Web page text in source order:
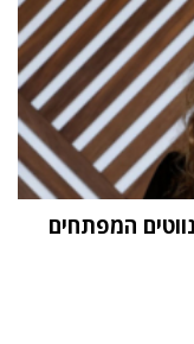
המפתחים